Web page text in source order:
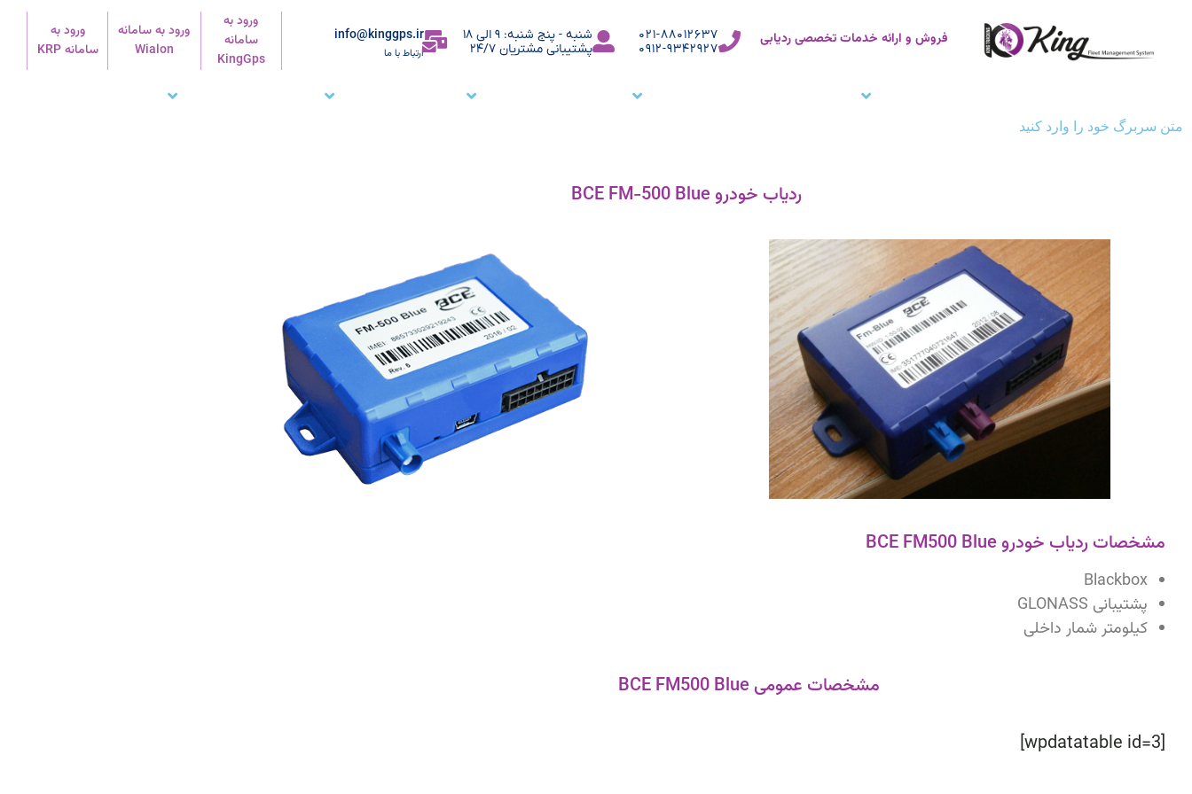
فروش و ارائه خدمات تخصصی ردیابی
021-88012637
0912-9342927
شنبه - پنج شنبه: 9 الی 18
پشتیبانی مشتریان 24/7
info@kinggps.ir
ارتباط با ما
ورود به
سامانه
KingGps
ورود به سامانه
Wialon
ورود به
سامانه KRP
متن سربرگ خود را وارد کنید
ردیاب خودرو BCE FM-500 Blue
مشخصات ردیاب خودرو BCE FM500 Blue
Blackbox
پشتیبانی GLONASS
کیلومتر شمار داخلی
مشخصات عمومی BCE FM500 Blue
[wpdatatable id=3]